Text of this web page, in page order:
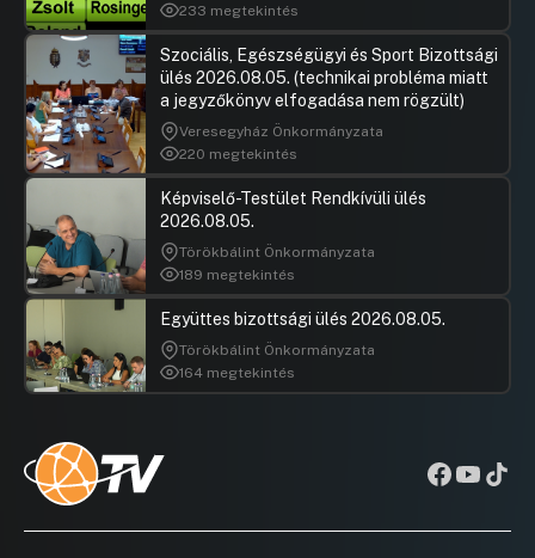
233 megtekintés
Szociális, Egészségügyi és Sport Bizottsági
ülés 2026.08.05. (technikai probléma miatt
a jegyzőkönyv elfogadása nem rögzült)
Veresegyház Önkormányzata
220 megtekintés
Képviselő-Testület Rendkívüli ülés
2026.08.05.
Törökbálint Önkormányzata
189 megtekintés
Együttes bizottsági ülés 2026.08.05.
Törökbálint Önkormányzata
164 megtekintés